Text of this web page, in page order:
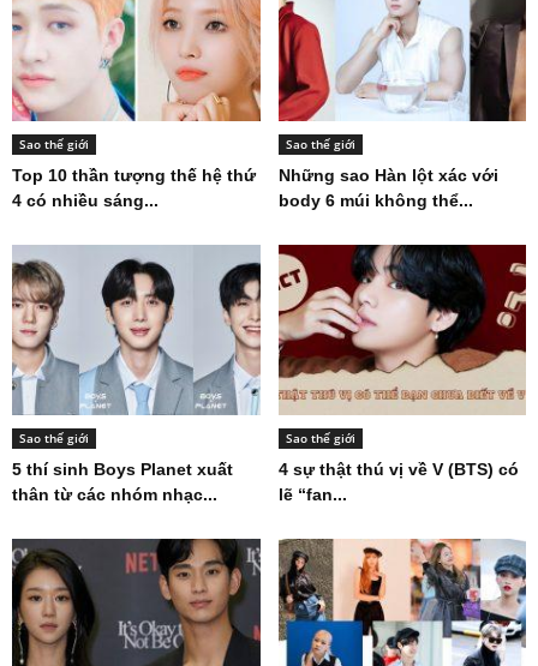
Sao thế giới
Top 10 thần tượng thế hệ thứ
4 có nhiều sáng...
Sao thế giới
Những sao Hàn lột xác với
body 6 múi không thể...
Sao thế giới
5 thí sinh Boys Planet xuất
thân từ các nhóm nhạc...
Sao thế giới
4 sự thật thú vị về V (BTS) có
lẽ “fan...